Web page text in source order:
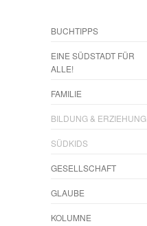
BUCHTIPPS
EINE SÜDSTADT FÜR
ALLE!
FAMILIE
BILDUNG & ERZIEHUNG
SÜDKIDS
GESELLSCHAFT
GLAUBE
KOLUMNE